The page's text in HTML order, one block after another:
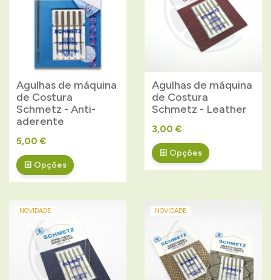
Agulhas de máquina
de Costura
Schmetz - Anti-
aderente
5,00 €
Opções
Agulhas de máquina
de Costura
Schmetz - Leather
3,00 €
Opções
NOVIDADE NOVIDADE